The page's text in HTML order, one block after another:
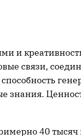
и
связи,
знания.
40